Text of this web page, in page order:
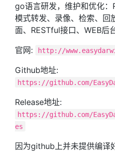
go语言研发，维护和优化：
模式转发、录像、检索、回
面、RESTful接口、WEB后
官网:
http://
Github地址:
https://github.com/
Release地址:
https://github.com/
es
因为github上并未提供编译